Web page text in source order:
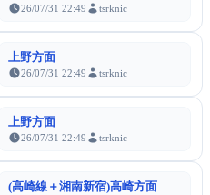
26/07/31 22:49 tsrknic
上野方面
26/07/31 22:49 tsrknic
上野方面
26/07/31 22:49 tsrknic
(高崎線＋湘南新宿)高崎方面